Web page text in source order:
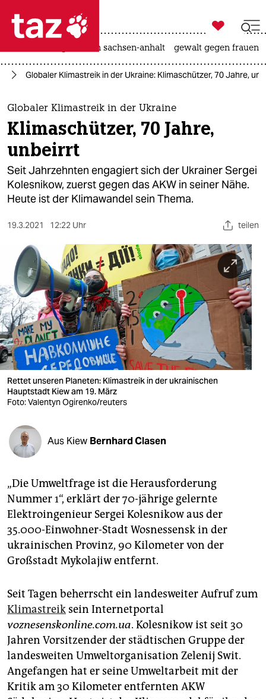
 taz zahl ich
taz zahl ich
themen
politik
öko
gesellschaft
sport
berlin
nord
wahrheit
verlag
verlag
veranstaltungen
fragen & hilfe
abo
genossenschaft
epaper login

taz zahl ich
landtagswahl in sachsen-anhalt gewalt gegen frauen
Globaler Klimastreik in der Ukraine: Klimaschützer, 70 Jahre,
Globaler Klimastreik in der Ukraine
Klimaschützer, 70 Jahre,
unbeirrt
Seit Jahrzehnten engagiert sich der Ukrainer Sergei
Kolesnikow, zuerst gegen das AKW in seiner Nähe.
Heute ist der Klimawandel sein Thema.
19.3.2021 12:22 Uhr teilen
Rettet unseren Planeten: Klimastreik in der ukrainischen
Hauptstadt Kiew am 19. März
Foto: Valentyn Ogirenko/reuters
Aus Kiew Bernhard Clasen
„Die Umweltfrage ist die Herausforderung
Nummer 1“, erklärt der 70-jährige gelernte
Elektroingenieur Sergei Kolesnikow aus der
35.000-Einwohner-Stadt Wosnessensk in der
ukrainischen Provinz, 90 Kilometer von der
Großstadt Mykolajiw entfernt.
Seit Tagen beherrscht ein landesweiter Aufruf zum
Klimastreik sein Internetportal
voznesenskonline.com.ua. Kolesnikow ist seit 30
Jahren Vorsitzender der städtischen Gruppe der
landesweiten Umweltorganisation Zelenij Swit.
Angefangen hat er seine Umweltarbeit mit der
Kritik am 30 Kilometer entfernten AKW